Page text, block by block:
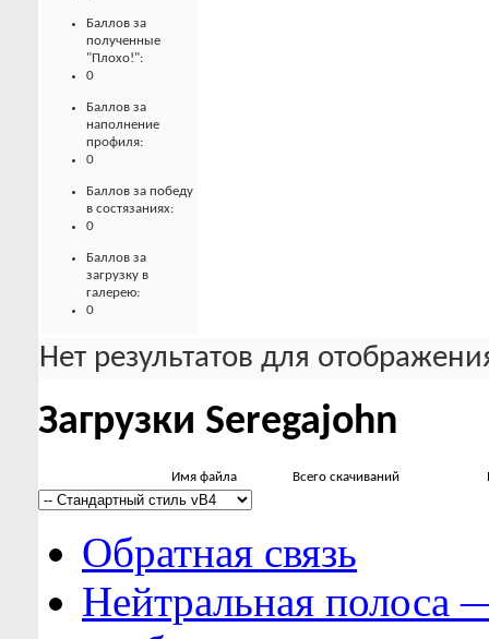
Баллов за
полученные
"Плохо!":
0
Баллов за
наполнение
профиля:
0
Баллов за победу
в состязаниях:
0
Баллов за
загрузку в
галерею:
0
Нет результатов для
Загрузки Seregajohn
Имя файла Всего скачиваний
Обратная связь
Нейтральная полоса